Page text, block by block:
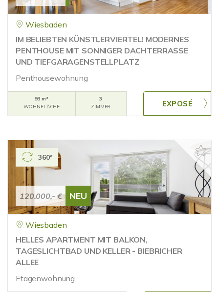
Wiesbaden
IM BELIEBTEN KÜNSTLERVIERTEL! MODERNES
PENTHOUSE MIT SONNIGER DACHTERRASSE
UND TIEFGARAGENSTELLPLATZ
Penthousewohnung
93 m²
WOHNFLÄCHE
3
ZIMMER
120.000,- € NEU
360°
Wiesbaden
HELLES APARTMENT MIT BALKON,
TAGESLICHTBAD UND KELLER - BIEBRICHER
ALLEE
Etagenwohnung